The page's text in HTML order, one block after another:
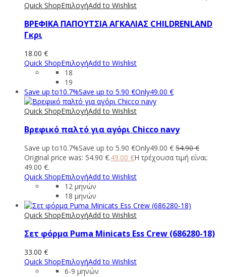
Quick ShopΕπιλογήAdd to Wishlist
ΒΡΕΦΙΚΑ ΠΑΠΟΥΤΣΙΑ ΑΓΚΑΛΙΑΣ CHILDRENLAND
Γκρι
18.00 €
Quick ShopΕπιλογήAdd to Wishlist
18
19
Save up to10.7%Save up to 5.90 €Only49.00 €
Quick ShopΕπιλογήAdd to Wishlist
Βρεφικό παλτό για αγόρι Chicco navy
Save up to10.7%Save up to 5.90 €Only49.00 € 54.90€
Original price was: 54.90 €.49.00 €Η τρέχουσα τιμή είναι:
49.00 €.
Quick ShopΕπιλογήAdd to Wishlist
12 μηνών
18 μηνών
Quick ShopΕπιλογήAdd to Wishlist
Σετ φόρμα Puma Minicats Ess Crew (686280-18)
33.00 €
Quick ShopΕπιλογήAdd to Wishlist
6-9 μηνών